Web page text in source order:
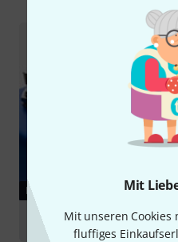
Mit
Mit unseren
fluffiges
RATGEBER
Modulationseffekte